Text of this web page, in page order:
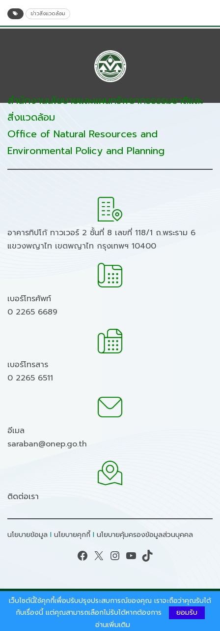
ข่าวสิ่งแวดล้อม
สำนักงานนโยบายและแผนทรัพยากรธรรมชาติและ
สิ่งแวดล้อม
Office of Natural Resources and
Environmental Policy and Planning
อาคารทิปโก้ ทาวเวอร์ 2 ชั้นที่ 8 เลขที่ 118/1 ถ.พระราม 6
แขวงพญาไท เขตพญาไท กรุงเทพฯ 10400
เบอร์โทรศัพท์
0 2265 6689
เบอร์โทรสาร
0 2265 6511
อีเมล
saraban@onep.go.th
ติดต่อเรา
นโยบายข้อมูล I นโยบายคุกกี้ I นโยบายคุ้มครองข้อมูลส่วนบุคคล
Facebook X Instagram YouTube TikTok
สงวนลิขสิทธิ์ © 2026 - สำนักงานนโยบายและแผน
ทรัพยากรธรรมชาติและสิ่งแวดล้อม.
เว็บไซต์นี้ใช้คุกกี้เพื่อปรับปรุงประสบการณ์ของคุณ เราจะถือว่าคุณรับได้
กับเรื่องนี้ แต่คุณสามารถเลือกไม่รับได้หากต้องการ
ยอมรับ
อ่านเพิ่มเติม